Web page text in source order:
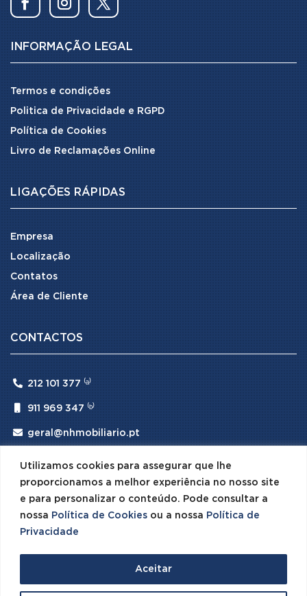
Utilizamos cookies para assegurar que lhe
proporcionamos a melhor experiência no nosso site
e para personalizar o conteúdo. Pode consultar a
nossa Política de Cookies ou a nossa Política de
Privacidade
Aceitar
INFORMAÇÃO LEGAL
Termos e condições
Politica de Privacidade e RGPD
Política de Cookies
Livro de Reclamações Online
LIGAÇÕES RÁPIDAS
Empresa
Localização
Contatos
Área de Cliente
CONTACTOS
 212 101 377 ⁽ᵃ⁾
911 969 347 ⁽ᵇ⁾
 geral@nhmobiliario.pt
© 2026 NH Mobiliário · Todos os Direitos Reservados ·
Desenvolvido porSPOT Digital